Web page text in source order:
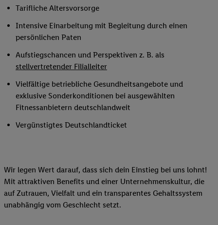
Tarifliche Altersvorsorge
Intensive Einarbeitung mit Begleitung durch einen
persönlichen Paten
Aufstiegschancen und Perspektiven z. B. als
stellvertretender Filialleiter
Vielfältige betriebliche Gesundheitsangebote und
exklusive Sonderkonditionen bei ausgewählten
Fitnessanbietern deutschlandweit
Vergünstigtes Deutschlandticket
Wir legen Wert darauf, dass sich dein Einstieg bei uns lohnt!
Mit attraktiven Benefits und einer Unternehmenskultur, die
auf Zutrauen, Vielfalt und ein transparentes Gehaltssystem
unabhängig vom Geschlecht setzt.